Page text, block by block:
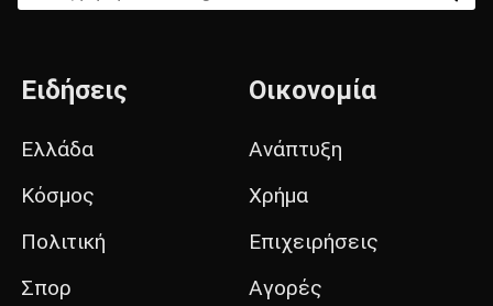
Ειδήσεις
Ελλάδα
Κόσμος
Πολιτική
Σπορ
Οικονομία
Ανάπτυξη
Χρήμα
Επιχειρήσεις
Αγορές